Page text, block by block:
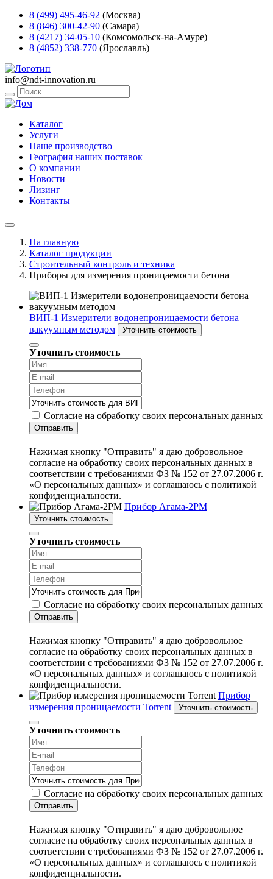
8 (499) 495-46-92 (Москва)
8 (846) 300-42-90 (Самара)
8 (4217) 34-05-10 (Комсомольск-на-Амуре)
8 (4852) 338-770 (Ярославль)
info@ndt-innovation.ru
Каталог
Услуги
Наше производство
География наших поставок
О компании
Новости
Лизинг
Контакты
На главную
Каталог продукции
Строительный контроль и техника
Приборы для измерения проницаемости бетона
ВИП-1 Измерители водонепроницаемости бетона
вакуумным методом
Уточнить стоимость
Уточнить стоимость
Согласие на обработку своих персональных данных
Отправить
Нажимая кнопку "Отправить" я даю добровольное
согласие на обработку своих персональных данных в
соответствии с требованиями ФЗ № 152 от 27.07.2006 г.
«О персональных данных» и соглашаюсь с политикой
конфиденциальности.
Прибор Агама-2РМ
Уточнить стоимость
Уточнить стоимость
Согласие на обработку своих персональных данных
Отправить
Нажимая кнопку "Отправить" я даю добровольное
согласие на обработку своих персональных данных в
соответствии с требованиями ФЗ № 152 от 27.07.2006 г.
«О персональных данных» и соглашаюсь с политикой
конфиденциальности.
Прибор
измерения проницаемости Torrent
Уточнить стоимость
Уточнить стоимость
Согласие на обработку своих персональных данных
Отправить
Нажимая кнопку "Отправить" я даю добровольное
согласие на обработку своих персональных данных в
соответствии с требованиями ФЗ № 152 от 27.07.2006 г.
«О персональных данных» и соглашаюсь с политикой
конфиденциальности.